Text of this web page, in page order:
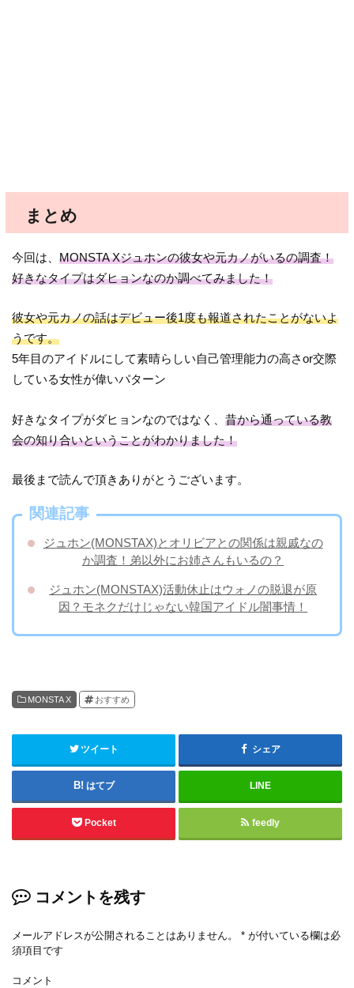
まとめ
今回は、MONSTA Xジュホンの彼女や元カノがいるの調査！
好きなタイプはダヒョンなのか調べてみました！
彼女や元カノの話はデビュー後1度も報道されたことがないよ
うです。
5年目のアイドルにして素晴らしい自己管理能力の高さor交際
している女性が偉いパターン
好きなタイプがダヒョンなのではなく、昔から通っている教
会の知り合いということがわかりました！
最後まで読んで頂きありがとうございます。
関連記事
ジュホン(MONSTAX)とオリビアとの関係は親戚なの
か調査！弟以外にお姉さんもいるの？
ジュホン(MONSTAX)活動休止はウォノの脱退が原
因？モネクだけじゃない韓国アイドル闇事情！
MONSTA X おすすめ
ツイート シェア
はてブ LINE
Pocket feedly
コメントを残す
メールアドレスが公開されることはありません。 * が付いている欄は必
須項目です
コメント